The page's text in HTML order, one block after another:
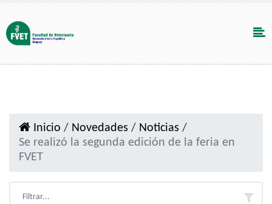
Inicio / Novedades / Noticias /
Se realizó la segunda edición de la feria en
FVET